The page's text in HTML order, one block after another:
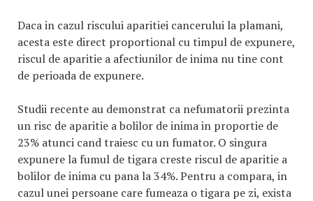
Daca in cazul riscului aparitiei cancerului la plamani,
acesta este direct proportional cu timpul de expunere,
riscul de aparitie a afectiunilor de inima nu tine cont
de perioada de expunere.
Studii recente au demonstrat ca nefumatorii prezinta
un risc de aparitie a bolilor de inima in proportie de
23% atunci cand traiesc cu un fumator. O singura
expunere la fumul de tigara creste riscul de aparitie a
bolilor de inima cu pana la 34%. Pentru a compara, in
cazul unei persoane care fumeaza o tigara pe zi, exista